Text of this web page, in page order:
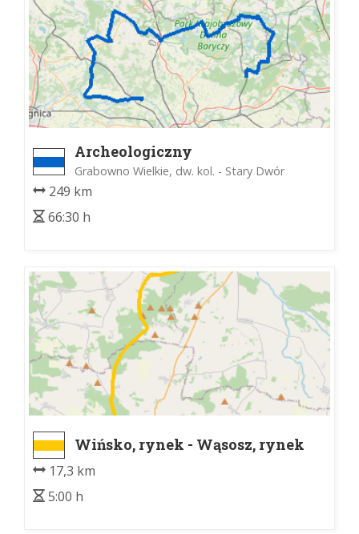
Archeologiczny
Grabowno Wielkie, dw. kol. - Stary Dwór
249 km
66:30 h
Wińsko, rynek - Wąsosz, rynek
17,3 km
5:00 h